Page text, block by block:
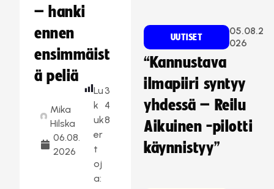
– hanki
ennen
ensimmäist
ä peliä
Mika
Hilska
06.08.
2026
Lu
k
uk
er
t
oj
a:
3
4
8
UUTISET
05.08.2
026
“Kannustava
ilmapiiri syntyy
yhdessä – Reilu
Aikuinen -pilotti
käynnistyy”